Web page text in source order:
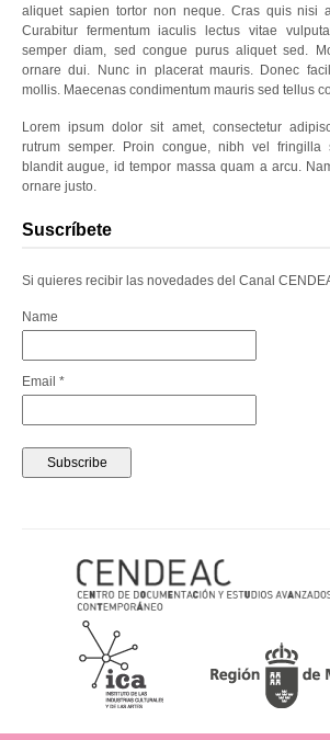
aliquet sapien tortor non neque. Cras quis nisi
Curabitur fermentum iaculis lectus vitae
semper diam, sed congue purus aliquet sed.
ornare dui. Nunc in placerat mauris. Donec
mollis. Maecenas condimentum mauris sed tellus
Lorem ipsum dolor sit amet, consectetur
rutrum semper. Proin congue, nibh vel fringilla
blandit augue, id tempor massa quam a arcu.
ornare justo.
Suscríbete
Si quieres recibir las novedades del Canal
Name
Email *